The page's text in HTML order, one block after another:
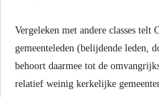
Vergeleken met andere classes
gemeenteleden (belijdende leden,
behoort daarmee tot de
relatief weinig kerkelijke